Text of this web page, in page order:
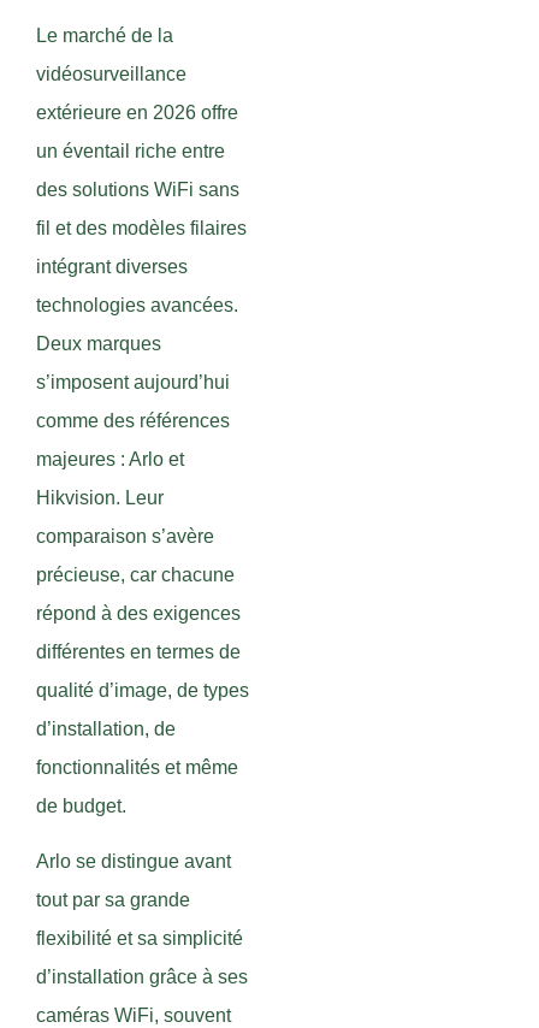
Le marché de la
vidéosurveillance
extérieure en 2026 offre
un éventail riche entre
des solutions WiFi sans
fil et des modèles filaires
intégrant diverses
technologies avancées.
Deux marques
s’imposent aujourd’hui
comme des références
majeures : Arlo et
Hikvision. Leur
comparaison s’avère
précieuse, car chacune
répond à des exigences
différentes en termes de
qualité d’image, de types
d’installation, de
fonctionnalités et même
de budget.
Arlo se distingue avant
tout par sa grande
flexibilité et sa simplicité
d’installation grâce à ses
caméras WiFi, souvent